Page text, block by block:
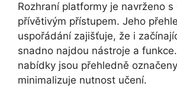
Rozhraní platformy je navrženo
přívětivým přístupem. Jeho
uspořádání zajišťuje, že i
snadno najdou nástroje a
nabídky jsou přehledně
minimalizuje nutnost učení.